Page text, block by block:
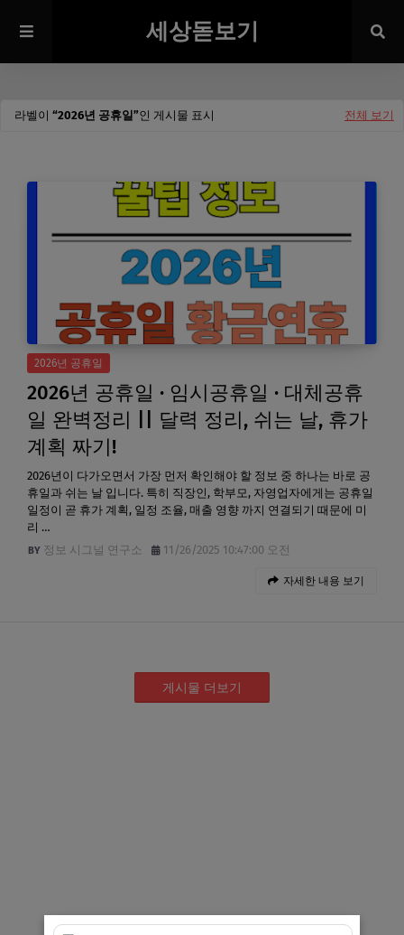
세상돋보기
라벨이 2026년 공휴일 인 게시물 표시 전체 보기
2026년 공휴일
2026년 공휴일 · 임시공휴일 · 대체공휴
일 완벽정리 || 달력 정리, 쉬는 날, 휴가
계획 짜기!
2026년이 다가오면서 가장 먼저 확인해야 할 정보 중 하나는 바로 공
휴일과 쉬는 날 입니다. 특히 직장인, 학부모, 자영업자에게는 공휴일
일정이 곧 휴가 계획, 일정 조율, 매출 영향 까지 연결되기 때문에 미
리 …
정보 시그널 연구소
11/26/2025 10:47:00 오전
자세한 내용 보기
게시물 더보기